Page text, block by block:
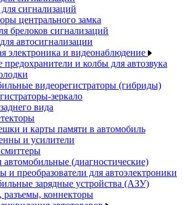
сигнализаций
центрального замка
брелоков сигнализаций
автосигнализации
электроника и видеонаблюдение
и колбы для автозвука
видеорегистраторы (гибриды)
зеркало
вида
и карты памяти в автомобиль
и усилители
(диагностические)
и преобразователи для автоэлектроники
зарядные устройства (АЗУ)
коннекторы